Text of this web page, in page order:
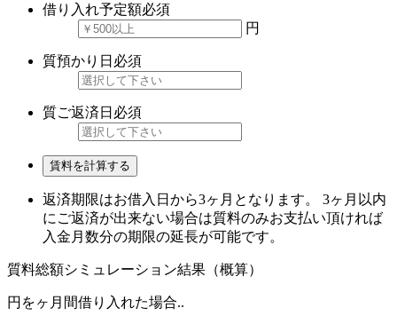
借り入れ予定額必須
円
質預かり日 必須
質ご返済日 必須
賃料を計算する
返済期限はお借入日から3ヶ月となります。 3ヶ月以内
にご返済が出来ない場合は質料のみお支払い頂ければ
入金月数分の期限の延長が可能です。
質料総額シミュレーション結果（概算）
円をヶ月間借り入れた場合..